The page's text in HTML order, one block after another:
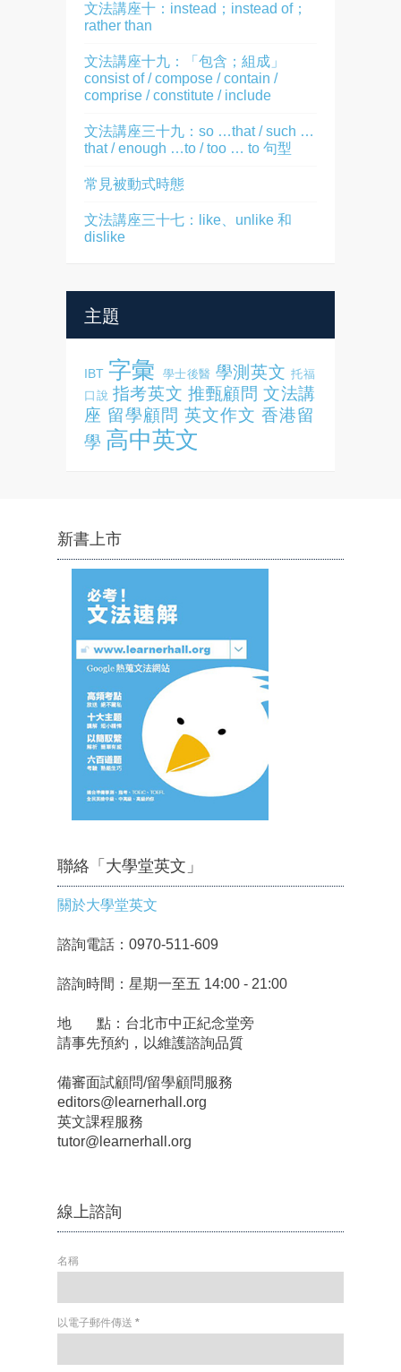
文法講座十：instead；instead of；
rather than
文法講座十九：「包含；組成」
consist of / compose / contain /
comprise / constitute / include
文法講座三十九：so …that / such …
that / enough …to / too … to 句型
常見被動式時態
文法講座三十七：like、unlike 和
dislike
主題
IBT 字彙 學士後醫 學測英文 托福
口說 指考英文 推甄顧問 文法講
座 留學顧問 英文作文 香港留
學 高中英文
新書上市
聯絡「大學堂英文」
關於大學堂英文
諮詢電話：0970-511-609
諮詢時間：星期一至五 14:00 - 21:00
地 點：台北市中正紀念堂旁
請事先預約，以維護諮詢品質
備審面試顧問/留學顧問服務
editors@learnerhall.org
英文課程服務
tutor@learnerhall.org
線上諮詢
名稱
以電子郵件傳送 *